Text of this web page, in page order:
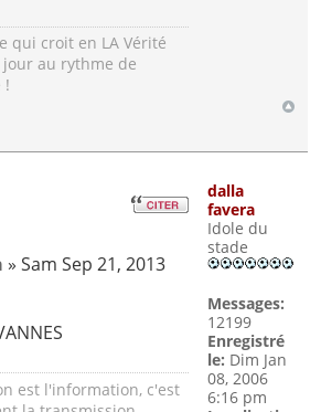
qui croit en LA Vérité
au rythme de
!
» Sam Sep 21, 2013
est l'information, c'est
dalla
favera
Idole du
stade
Messages:
12199
Enregistré
le: Dim Jan
08, 2006
6:16 pm